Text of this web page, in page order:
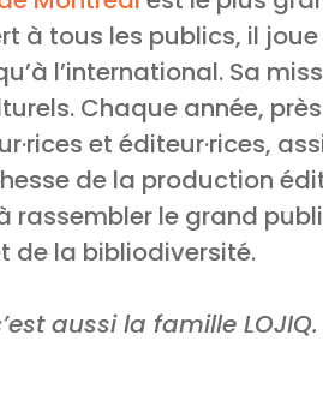
à tous les publics, il
l’international. Sa
Chaque année,
et éditeur·rices,
de la production
rassembler le grand
de la bibliodiversité.
aussi la famille LOJIQ.